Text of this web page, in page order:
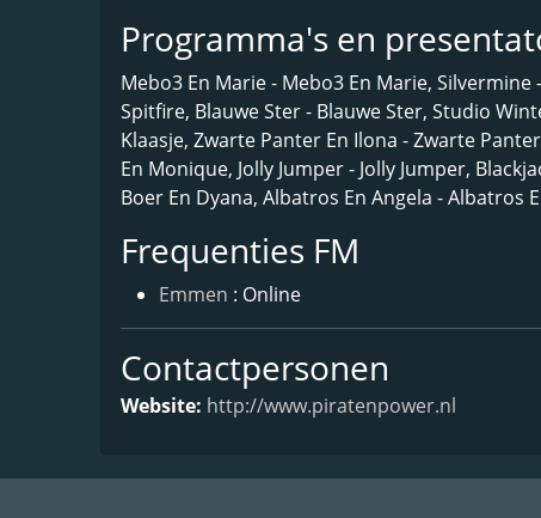
Programma's en
Mebo3 En Marie - Mebo3 En Marie,
Spitfire, Blauwe Ster - Blauwe Ster, Studio
Klaasje, Zwarte Panter En Ilona - Zwarte
En Monique, Jolly Jumper - Jolly Jumper,
Boer En Dyana, Albatros En Angela - Albatros
Frequenties FM
Emmen : Online
Contactpersonen
Website: http://www.piratenpower.nl